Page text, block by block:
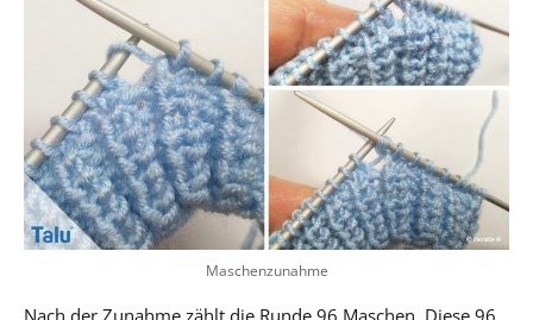
Maschenzunahme
Nach der Zunahme zählt die Runde 96 Maschen. Diese 96